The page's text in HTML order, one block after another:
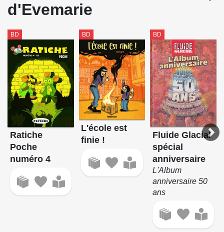
d'Evemarie
BD
Ratiche
Poche
numéro 4
BD
L'école est
finie !
BD
Fluide Glacial
spécial
anniversaire
L'Album
anniversaire 50
ans